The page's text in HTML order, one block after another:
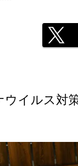
ウイルス対